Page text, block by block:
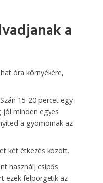
a
óra környékére,
15-20 percet egy-
jól minden egyes
a gyomornak az
két étkezés között.
használj csípős
ezek felpörgetik az